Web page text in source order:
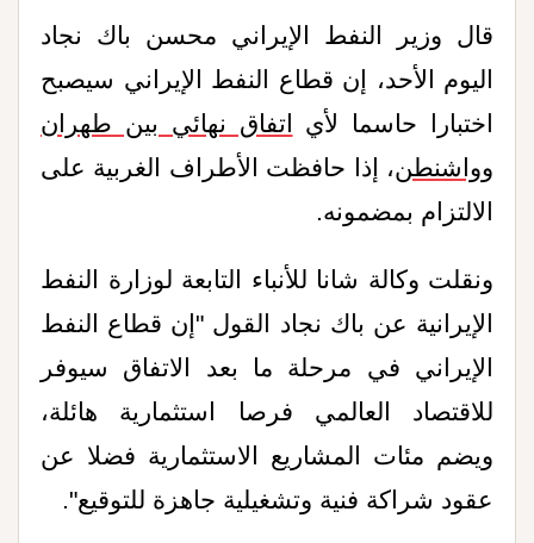
قال وزير النفط ‌الإيراني محسن باك نجاد
اليوم الأحد، إن قطاع النفط الإيراني سيصبح
اختبارا حاسما لأي
اتفاق نهائي بين طهران
وواشنطن، إذا حافظت الأطراف الغربية على
الالتزام بمضمونه.
ونقلت وكالة شانا للأنباء التابعة لوزارة النفط
الإيرانية عن باك نجاد القول "إن قطاع النفط
‌الإيراني في مرحلة ‌ما بعد الاتفاق سيوفر
للاقتصاد العالمي فرصا ‌استثمارية هائلة،
ويضم مئات المشاريع الاستثمارية فضلا عن
عقود شراكة فنية وتشغيلية جاهزة للتوقيع".